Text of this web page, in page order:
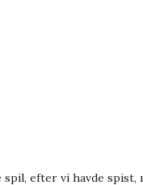
efter vi havde